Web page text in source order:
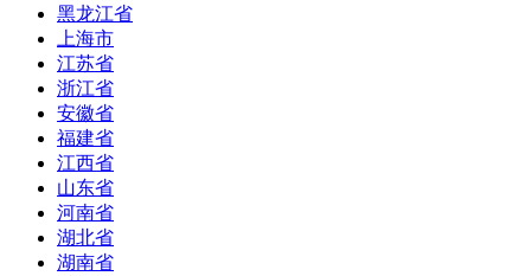
黑龙江省
上海市
江苏省
浙江省
安徽省
福建省
江西省
山东省
河南省
湖北省
湖南省